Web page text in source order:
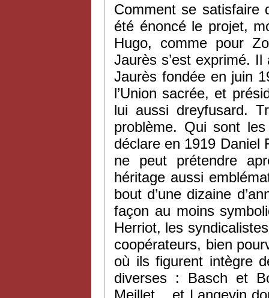
Comment se satisfaire
été énoncé le projet,
Hugo, comme pour
Jaurès s’est exprimé.
Jaurès fondée en juin
l’Union sacrée, et
lui aussi dreyfusard.
problème. Qui sont
déclare en 1919 Daniel
ne peut prétendre
héritage aussi
bout d’une dizaine
façon au moins
Herriot, les
coopérateurs, bien
où ils figurent intègre
diverses : Basch et
Meillet... et Langevin